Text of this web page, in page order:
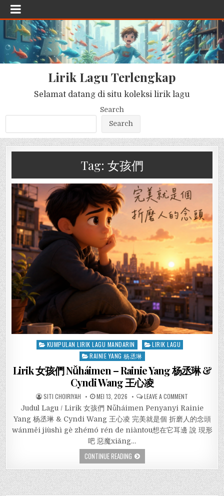
Lirik Lagu Terlengkap
Selamat datang di situ koleksi lirik lagu
Search
Search
Tag: 女孩們
Posted
KUMPULAN LIRIK LAGU MANDARIN
LIRIK LAGU
RAINIE YANG 杨丞琳
Lirik 女孩們 Nǚháimen – Rainie Yang 杨丞琳 &
Cyndi Wang 王心凌
SITI CHOIRIYAH MEI 13, 2026 LEAVE A COMMENT
Judul Lagu / Lirik 女孩們 Nǚháimen Penyanyi Rainie
Yang 杨丞琳 & Cyndi Wang 王心凌 完美就是個 折磨人的念頭
wánměi jiùshì gè zhémó rén de niàntou想在它耳邊 說 現形
吧 惡魔xiǎng…
CONTINUE READING